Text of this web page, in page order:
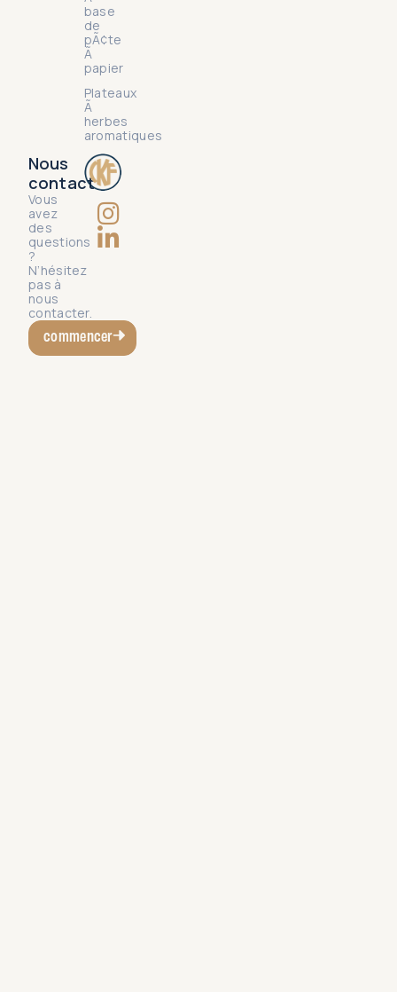
base
de
pÃ¢te
Ã
papier
Plateaux
Ã
herbes
aromatiques
Nous
contact
Vous
avez
des
questions
?
N’hésitez
pas à
nous
contacter.
commencer